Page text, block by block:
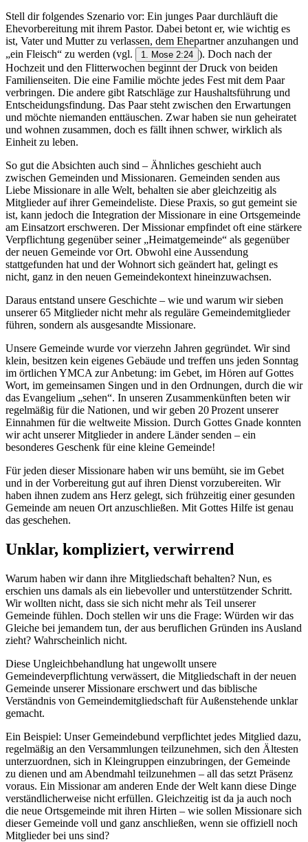
Stell dir folgendes Szenario vor: Ein junges Paar durchläuft die
Ehevorbereitung mit ihrem Pastor. Dabei betont er, wie wichtig es
ist, Vater und Mutter zu verlassen, dem Ehepartner anzuhangen und
„ein Fleisch“ zu werden (vgl.
1. Mose 2:24 ). Doch nach der
Hochzeit und den Flitterwochen beginnt der Druck von beiden
Familienseiten. Die eine Familie möchte jedes Fest mit dem Paar
verbringen. Die andere gibt Ratschläge zur Haushaltsführung und
Entscheidungsfindung. Das Paar steht zwischen den Erwartungen
und möchte niemanden enttäuschen. Zwar haben sie nun geheiratet
und wohnen zusammen, doch es fällt ihnen schwer, wirklich als
Einheit zu leben.
So gut die Absichten auch sind – Ähnliches geschieht auch
zwischen Gemeinden und Missionaren. Gemeinden senden aus
Liebe Missionare in alle Welt, behalten sie aber gleichzeitig als
Mitglieder auf ihrer Gemeindeliste. Diese Praxis, so gut gemeint sie
ist, kann jedoch die Integration der Missionare in eine Ortsgemeinde
am Einsatzort erschweren. Der Missionar empfindet oft eine stärkere
Verpflichtung gegenüber seiner „Heimatgemeinde“ als gegenüber
der neuen Gemeinde vor Ort. Obwohl eine Aussendung
stattgefunden hat und der Wohnort sich geändert hat, gelingt es
nicht, ganz in den neuen Gemeindekontext hineinzuwachsen.
Daraus entstand unsere Geschichte – wie und warum wir sieben
unserer 65 Mitglieder nicht mehr als reguläre Gemeindemitglieder
führen, sondern als ausgesandte Missionare.
Unsere Gemeinde wurde vor vierzehn Jahren gegründet. Wir sind
klein, besitzen kein eigenes Gebäude und treffen uns jeden Sonntag
im örtlichen YMCA zur Anbetung: im Gebet, im Hören auf Gottes
Wort, im gemeinsamen Singen und in den Ordnungen, durch die wir
das Evangelium „sehen“. In unseren Zusammenkünften beten wir
regelmäßig für die Nationen, und wir geben 20 Prozent unserer
Einnahmen für die weltweite Mission. Durch Gottes Gnade konnten
wir acht unserer Mitglieder in andere Länder senden – ein
besonderes Geschenk für eine kleine Gemeinde!
Für jeden dieser Missionare haben wir uns bemüht, sie im Gebet
und in der Vorbereitung gut auf ihren Dienst vorzubereiten. Wir
haben ihnen zudem ans Herz gelegt, sich frühzeitig einer gesunden
Gemeinde am neuen Ort anzuschließen. Mit Gottes Hilfe ist genau
das geschehen.
Unklar, kompliziert, verwirrend
Warum haben wir dann ihre Mitgliedschaft behalten? Nun, es
erschien uns damals als ein liebevoller und unterstützender Schritt.
Wir wollten nicht, dass sie sich nicht mehr als Teil unserer
Gemeinde fühlen. Doch stellen wir uns die Frage: Würden wir das
Gleiche bei jemandem tun, der aus beruflichen Gründen ins Ausland
zieht? Wahrscheinlich nicht.
Diese Ungleichbehandlung hat ungewollt unsere
Gemeindeverpflichtung verwässert, die Mitgliedschaft in der neuen
Gemeinde unserer Missionare erschwert und das biblische
Verständnis von Gemeindemitgliedschaft für Außenstehende unklar
gemacht.
Ein Beispiel: Unser Gemeindebund verpflichtet jedes Mitglied dazu,
regelmäßig an den Versammlungen teilzunehmen, sich den Ältesten
unterzuordnen, sich in Kleingruppen einzubringen, der Gemeinde
zu dienen und am Abendmahl teilzunehmen – all das setzt Präsenz
voraus. Ein Missionar am anderen Ende der Welt kann diese Dinge
verständlicherweise nicht erfüllen. Gleichzeitig ist da ja auch noch
die neue Ortsgemeinde mit ihren Hirten – wie sollen Missionare sich
dieser Gemeinde voll und ganz anschließen, wenn sie offiziell noch
Mitglieder bei uns sind?